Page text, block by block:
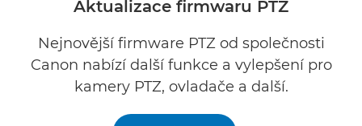
Aktualizace firmwaru PTZ
Nejnovější firmware PTZ od společnosti
Canon nabízí další funkce a vylepšení pro
kamery PTZ, ovladače a další.